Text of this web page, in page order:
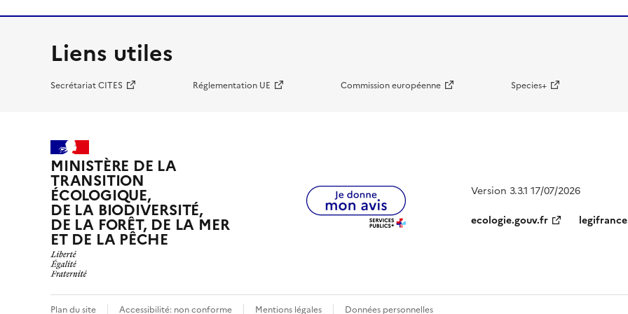
Liens utiles
Secrétariat CITES Réglementation UE Commission européenne Species+
MINISTÈRE DE LA
TRANSITION
ÉCOLOGIQUE,
DE LA BIODIVERSITÉ,
DE LA FORÊT, DE LA MER
ET DE LA PÊCHE
Version 3.3.1 17/07/2026
ecologie.gouv.fr
Plan du site Accessibilité: non conforme Mentions légales Données personnelles